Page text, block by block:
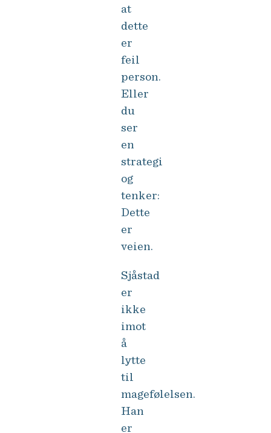
at
dette
er
feil
person.
Eller
du
ser
en
strategi
og
tenker:
Dette
er
veien.
Sjåstad
er
ikke
imot
å
lytte
til
magefølelsen.
Han
er